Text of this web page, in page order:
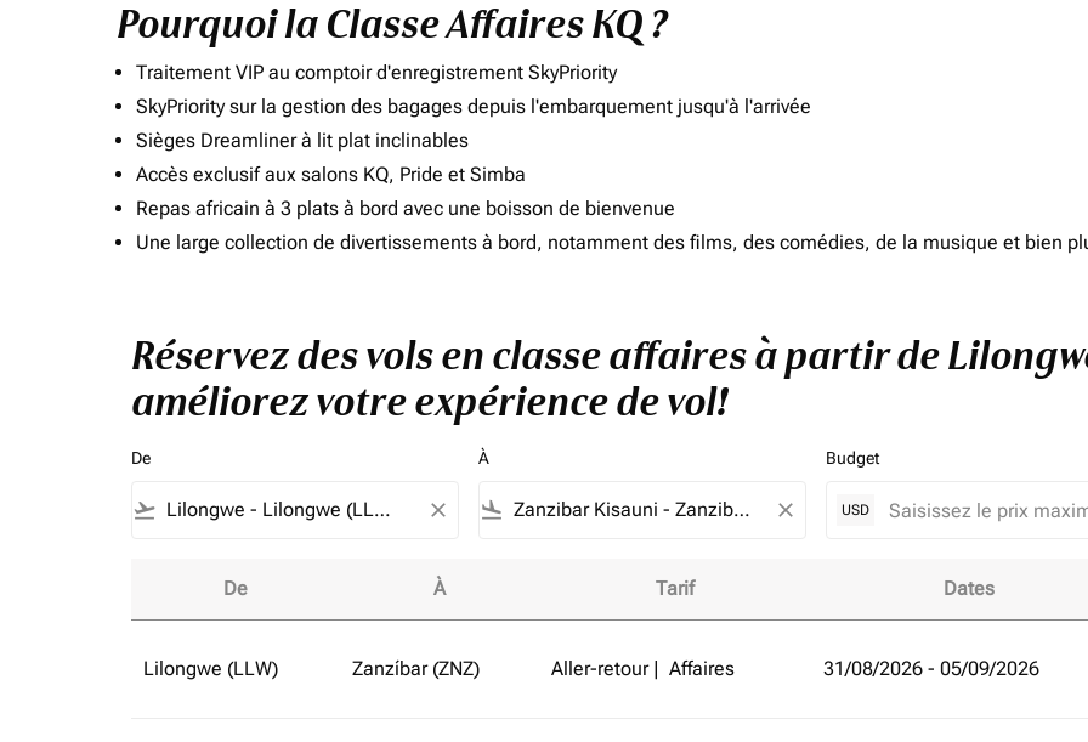
Pourquoi la Classe Affaires KQ ?
Traitement VIP au comptoir d'enregistrement SkyPriority
SkyPriority sur la gestion des bagages depuis l'embarquement jusqu'à l'arrivée
Sièges Dreamliner à lit plat inclinables
Accès exclusif aux salons KQ, Pride et Simba
Repas africain à 3 plats à bord avec une boisson de bienvenue
Une large collection de divertissements à bord, notamment des films, des comédies, de la musique et bien
Réservez des vols en classe affaires à partir de
améliorez votre expérience de vol!
De
flight_takeoff close
À
flight_land close
Budget
USD
De À Tarif Dates
Lilongwe (LLW) Zanzíbar (ZNZ) Aller-retour | Affaires 31/08/2026 - 05/09/2026